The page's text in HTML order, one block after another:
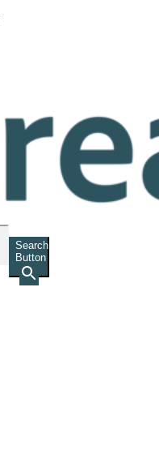
Search
Button